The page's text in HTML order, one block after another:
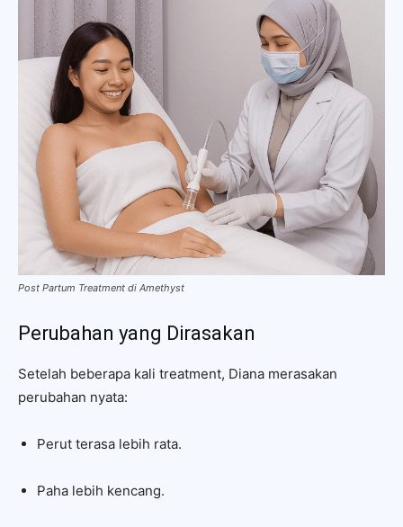
Post Partum Treatment di Amethyst
Perubahan yang Dirasakan
Setelah beberapa kali treatment, Diana merasakan
perubahan nyata:
Perut terasa lebih rata.
Paha lebih kencang.